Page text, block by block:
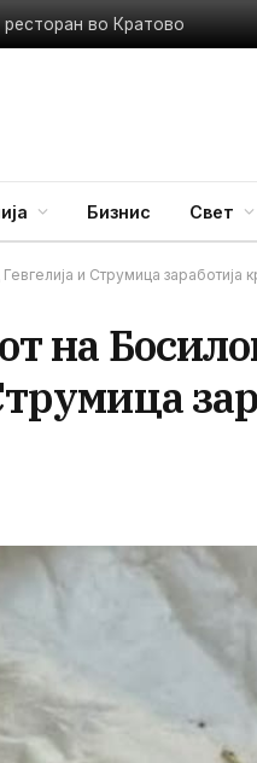
во Кратово
Бизнис Свет
и Струмица заработија
на